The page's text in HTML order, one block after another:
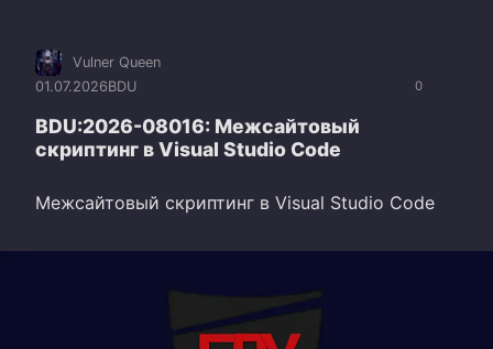
0
Vulner Queen
01.07.2026BDU
BDU:2026-08016: Межсайтовый
скриптинг в Visual Studio Code
Межсайтовый скриптинг в Visual Studio Code